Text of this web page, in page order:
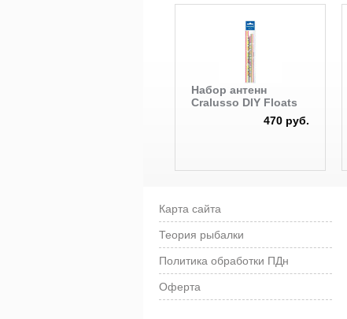
Набор антенн
Cralusso DIY Floats
470 руб.
Карта сайта
Теория рыбалки
Политика обработки ПДн
Оферта